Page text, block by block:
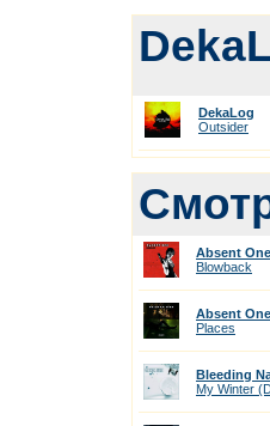
DekaLog
Outsider
Absent One
Blowback
Absent One
Places
Bleeding
My Winter